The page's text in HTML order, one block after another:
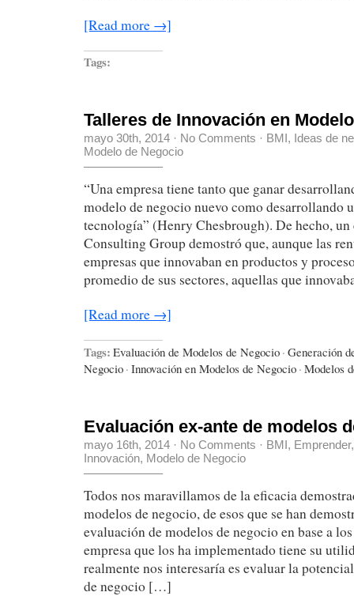
[Read more →]
Tags:
Talleres de Innovación en
mayo 30th, 2014 · No Comments · BMI, Ideas de
Modelo de Negocio
“Una empresa tiene tanto que ganar
modelo de negocio nuevo como desarrollando
tecnología” (Henry Chesbrough). De hecho,
Consulting Group demostró que, aunque las
empresas que innovaban en productos y
promedio de sus sectores, aquellas que
[Read more →]
Tags: Evaluación de Modelos de Negocio · Generación
Negocio · Innovación en Modelos de Negocio · Modelos
Evaluación ex-ante de modelos
mayo 16th, 2014 · No Comments · BMI, Emprender
Innovación, Modelo de Negocio
Todos nos maravillamos de la eficacia
modelos de negocio, de esos que se han
evaluación de modelos de negocio en base a
empresa que los ha implementado tiene su
realmente nos interesaría es evaluar la
de negocio […]